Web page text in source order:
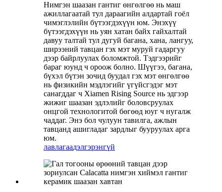
Нимгэн шаазан гантиг өнгөлгөө нь маш
ажиллагаатай тул дараагийн алдартай гоёл
чимэглэлийн бүтээгдэхүүн юм. Энэхүү
бүтээгдэхүүн нь уян хатан байх гайхалтай
давуу талтай тул дугуй багана, хана, лангуу,
ширээний тавцан гэх мэт муруй гадаргуу
дээр байрлуулах боломжтой. Тэдгээрийг
бараг юунд ч ороож болно. Шүүгээ, багана,
бүхэл бүтэн зочид буудал гэх мэт өнгөлгөө
нь физикийн мэдлэгийг үгүйсгэдэг мэт
санагддаг ч Xiamen Rising Source нь эдгээр
жижиг шаазан эдлэлийг боловсруулах
онцгой технологитой бөгөөд юуг ч нугалж
чаддаг. Энэ бол чулуун тавилга, ажлын
тавцанд ашигладаг зардлыг бууруулах арга
юм.
лавлагаадэлгэрэнгүй